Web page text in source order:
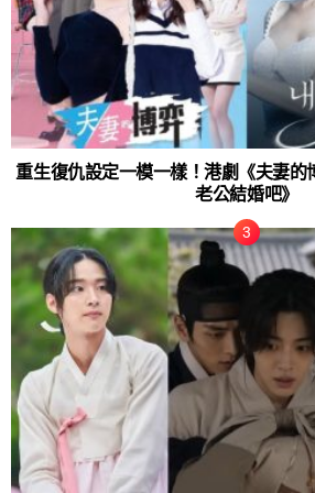
重生復仇設定一模一樣！港劇《夫妻的
老公結婚吧》